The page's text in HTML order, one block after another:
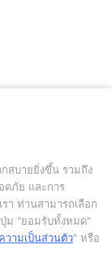
กสบายยิ่งขึ้น รวมถึง
ดภัย และการ
า ท่านสามารถเลือก
ม "ยอมรับทั้งหมด"
วามเป็นส่วนตัว" หรือ